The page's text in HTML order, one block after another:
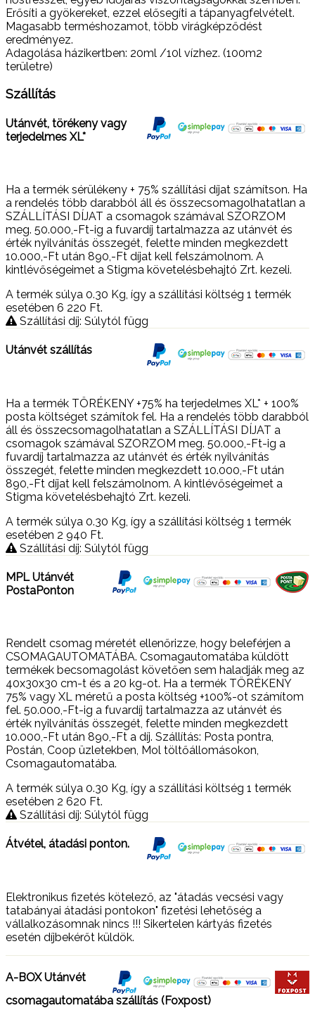
Erősíti a gyökereket, ezzel elősegíti a tápanyagfelvételt.
Magasabb terméshozamot, több virágképződést
eredményez.
Adagolása házikertben: 20ml /10l vízhez. (100m2
területre)
Szállítás
Utánvét, törékeny vagy
terjedelmes XL*
Ha a termék sérülékeny + 75% szállítási díjat számítson. Ha
a rendelés több darabból áll és összecsomagolhatatlan a
SZÁLLÍTÁSI DÍJAT a csomagok számával SZORZOM
meg. 50.000,-Ft-ig a fuvardíj tartalmazza az utánvét és
érték nyilvánítás összegét, felette minden megkezdett
10.000,-Ft után 890,-Ft díjat kell felszámolnom. A
kintlévőségeimet a Stigma követelésbehajtó Zrt. kezeli.
A termék súlya 0.30 Kg, így a szállítási költség 1 termék
esetében 6 220 Ft.
Szállítási díj: Súlytól függ
Utánvét szállítás
Ha a termék TÖRÉKENY +75% ha terjedelmes XL* + 100%
posta költséget számítok fel. Ha a rendelés több darabból
áll és összecsomagolhatatlan a SZÁLLÍTÁSI DÍJAT a
csomagok számával SZORZOM meg. 50.000,-Ft-ig a
fuvardíj tartalmazza az utánvét és érték nyilvánítás
összegét, felette minden megkezdett 10.000,-Ft után
890,-Ft díjat kell felszámolnom. A kintlévőségeimet a
Stigma követelésbehajtó Zrt. kezeli.
A termék súlya 0.30 Kg , így a szállítási költség 1 termék
esetében 2 940 Ft.
Szállítási díj: Súlytól függ
MPL Utánvét
PostaPonton
Rendelt csomag méretét ellenőrizze, hogy beleférjen a
CSOMAGAUTOMATÁBA. Csomagautomatába küldött
termékek becsomagolást követően sem haladják meg az
40x30x30 cm-t és a 20 kg-ot. Ha a termék TÖRÉKENY
75% vagy XL méretű a posta költség +100%-ot számítom
fel. 50.000,-Ft-ig a fuvardíj tartalmazza az utánvét és
érték nyilvánítás összegét, felette minden megkezdett
10.000,-Ft után 890,-Ft a díj. Szállítás: Posta pontra,
Postán, Coop üzletekben, Mol töltőállomásokon,
Csomagautomatába.
A termék súlya 0.30 Kg, így a szállítási költség 1 termék
esetében 2 620 Ft.
Szállítási díj: Súlytól függ
Átvétel, átadási ponton.
Elektronikus fizetés kötelező, az "átadás vecsési vagy
tatabányai átadási pontokon" fizetési lehetőség a
vállalkozásomnak nincs !!! Sikertelen kártyás fizetés
esetén díjbekérőt küldök.
A-BOX Utánvét
csomagautomatába szállítás (Foxpost)